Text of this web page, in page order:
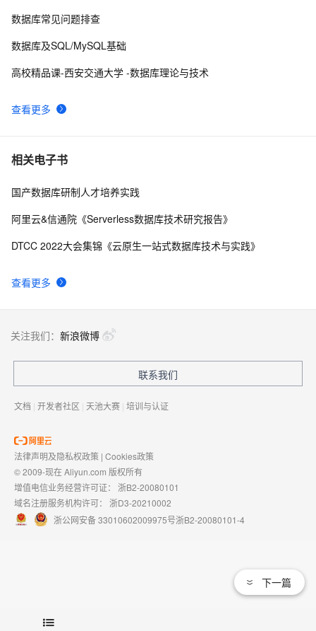
10PostgreSQL 9种索引的原理和应用场景
查看更多
数据库常见问题排查
数据库及SQL/MySQL基础
高校精品课-西安交通大学 -数据库理论与技术
相关电子书
查看更多
国产数据库研制人才培养实践
阿里云&信通院《Serverless数据库技术研究报告》
DTCC 2022大会集锦《云原生一站式数据库技术与实践》
下一篇
关注我们： 新浪微博
联系我们
文档 | 开发者社区 | 天池大赛 | 培训与认证
法律声明及隐私权政策 | Cookies政策
© 2009-现在 Aliyun.com 版权所有
增值电信业务经营许可证： 浙B2-20080101
域名注册服务机构许可： 浙D3-20210002
浙公网安备 33010602009975号浙B2-20080101-4